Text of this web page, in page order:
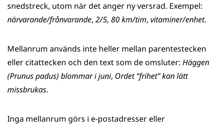
snedstreck, utom när det anger ny versrad. Exempel:
närvarande/frånvarande, 2/5, 80 km/tim, vitaminer/enhet.
Mellanrum används inte heller mellan parentestecken
eller citattecken och den text som de omsluter: Häggen
(Prunus padus) blommar i juni, Ordet ”frihet” kan lätt
missbrukas.
Inga mellanrum görs i e-postadresser eller